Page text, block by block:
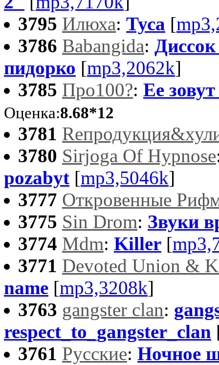
3795 Илюха: Туса [
3786 Babangida:
пидорко [mp3,2062k]
3785 Про100?: Ее
Оценка:8.68*12
3781
3780 Sirjoga Of Hypnose
pozabyt [mp3,5046k]
3777 Откровенные
3775 Sin Drom: Звуки
3774 Mdm: Killer [
3771 Devoted Union &
name [mp3,3208k]
3763 gangster clan:
respect_to_gangster_clan
3761 Русские: Ночное